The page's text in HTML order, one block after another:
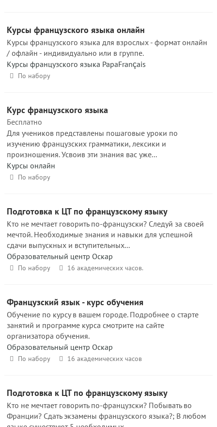
Курсы французского языка онлайн
Курсы французского языка для взрослых - формат онлайн
/ офлайн - индивидуально или в группе.
Курсы французского языка PapaFrançais
По набору
Курс французского языка
Бесплатно
Для учеников представлены пошаговые уроки по
изучению французских грамматики, лексики и
произношения. Усвоив эти знания вас уже...
Курсы онлайн
По набору
Подготовка к ЦТ по французскому языку
Кто не мечтает говорить по-французски? Следуй за своей
мечтой. Необходимые знания и навыки для успешной
сдачи выпускных и вступительных...
Образовательный центр Оскар
По набору 16 академических часов.
Французский язык - курс обучения
Обучение по курсу в вашем городе. Подробнее о старте
занятий и программе курса смотрите на сайте
организатора обучения.
Образовательный центр Оскар
По набору 16 академических часов
Подготовка к ЦТ по французскому языку
Кто не мечтает говорить по-французски? Побывать во
Франции? Сдать экзамены французского языка?; В любом